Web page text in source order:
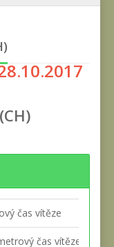
čas vítěze
čas vítěze